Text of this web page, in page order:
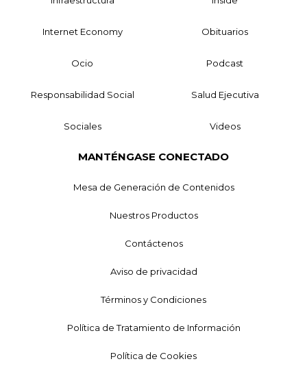
Internet Economy Obituarios
Ocio Podcast
Responsabilidad Social Salud Ejecutiva
Sociales Videos
MANTÉNGASE CONECTADO
Mesa de Generación de Contenidos
Nuestros Productos
Contáctenos
Aviso de privacidad
Términos y Condiciones
Política de Tratamiento de Información
Política de Cookies